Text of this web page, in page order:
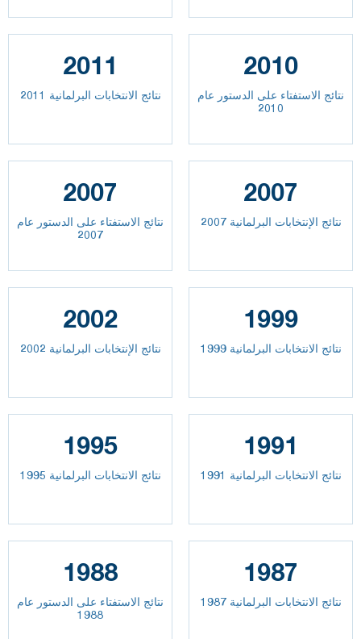
2011
نتائج الانتخابات البرلمانية 2011
2010
نتائج الاستفتاء على الدستور عام
2010
2007
نتائج الاستفتاء على الدستور عام
2007
2007
نتائج الإنتخابات البرلمانية 2007
2002
نتائج الإنتخابات البرلمانية 2002
1999
نتائج الانتخابات البرلمانية 1999
1995
نتائج الانتخابات البرلمانية 1995
1991
نتائج الانتخابات البرلمانية 1991
1988
نتائج الاستفتاء على الدستور عام
1988
1987
نتائج الانتخابات البرلمانية 1987